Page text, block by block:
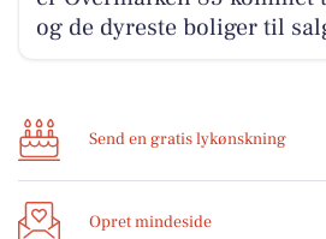
og de dyreste boliger til
Send en gratis lykønskning
Opret mindeside